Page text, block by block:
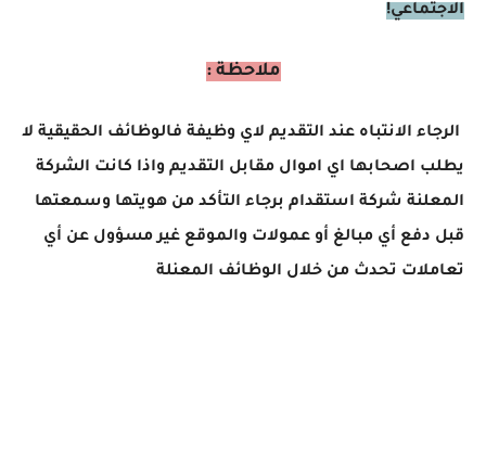
الاجتماعي!
ملاحظة :
الرجاء الانتباه عند التقديم لاي وظيفة فالوظائف الحقيقية لا
يطلب اصحابها اي اموال مقابل التقديم واذا كانت الشركة
المعلنة شركة استقدام برجاء التأكد من هويتها وسمعتها
قبل دفع أي مبالغ أو عمولات والموقع غير مسؤول عن أي
تعاملات تحدث من خلال الوظائف المعنلة